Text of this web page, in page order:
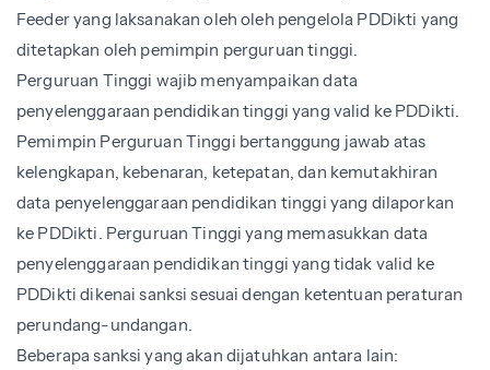
Feeder yang laksanakan oleh oleh pengelola PDDikti yang
ditetapkan oleh pemimpin perguruan tinggi.
Perguruan Tinggi wajib menyampaikan data
penyelenggaraan pendidikan tinggi yang valid ke PDDikti.
Pemimpin Perguruan Tinggi bertanggung jawab atas
kelengkapan, kebenaran, ketepatan, dan kemutakhiran
data penyelenggaraan pendidikan tinggi yang dilaporkan
ke PDDikti. Perguruan Tinggi yang memasukkan data
penyelenggaraan pendidikan tinggi yang tidak valid ke
PDDikti dikenai sanksi sesuai dengan ketentuan peraturan
perundang-undangan.
Beberapa sanksi yang akan dijatuhkan antara lain: